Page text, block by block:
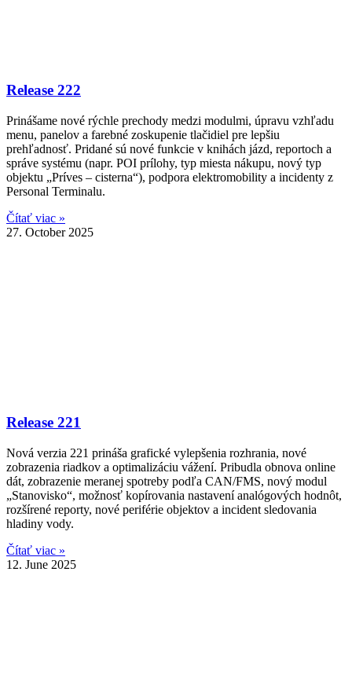
Release 222
Prinášame nové rýchle prechody medzi modulmi, úpravu vzhľadu
menu, panelov a farebné zoskupenie tlačidiel pre lepšiu
prehľadnosť. Pridané sú nové funkcie v knihách jázd, reportoch a
správe systému (napr. POI prílohy, typ miesta nákupu, nový typ
objektu „Príves – cisterna“), podpora elektromobility a incidenty z
Personal Terminalu.
Čítať viac »
27. October 2025
Release 221
Nová verzia 221 prináša grafické vylepšenia rozhrania, nové
zobrazenia riadkov a optimalizáciu vážení. Pribudla obnova online
dát, zobrazenie meranej spotreby podľa CAN/FMS, nový modul
„Stanovisko“, možnosť kopírovania nastavení analógových hodnôt,
rozšírené reporty, nové periférie objektov a incident sledovania
hladiny vody.
Čítať viac »
12. June 2025